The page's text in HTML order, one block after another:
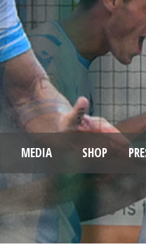
MEDIA SHOP